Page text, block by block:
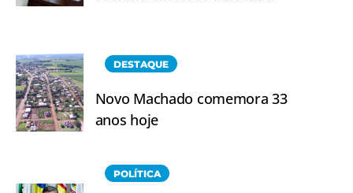
DESTAQUE
Novo Machado comemora 33
anos hoje
POLÍTICA